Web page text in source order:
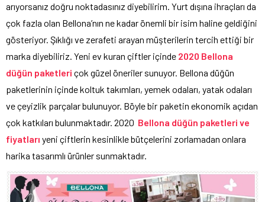
arıyorsanız doğru noktadasınız diyebilirim. Yurt dışına ihraçları da
çok fazla olan Bellona’nın ne kadar önemli bir isim haline geldiğini
gösteriyor. Şıklığı ve zerafeti arayan müşterilerin tercih ettiği bir
marka diyebiliriz. Yeni ev kuran çiftler içinde 2020 Bellona
düğün paketleri çok güzel öneriler sunuyor. Bellona düğün
paketlerinin içinde koltuk takımları, yemek odaları, yatak odaları
ve çeyizlik parçalar bulunuyor. Böyle bir paketin ekonomik açıdan
çok katkıları bulunmaktadır. 2020 Bellona düğün paketleri ve
fiyatları yeni çiftlerin kesinlikle bütçelerini zorlamadan onlara
harika tasarımlı ürünler sunmaktadır.